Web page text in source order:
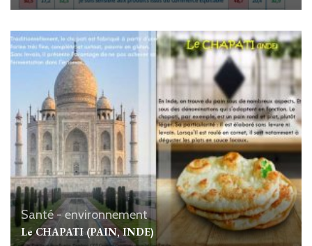
Santé - environnement
Le CHAPATI (PAIN, INDE)